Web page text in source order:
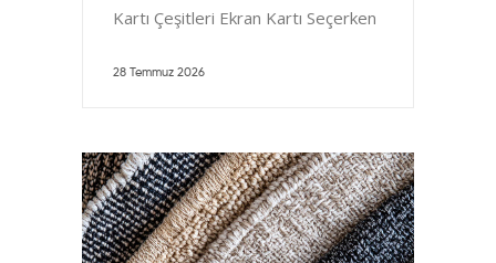
Kartı Çeşitleri Ekran Kartı Seçerken
28 Temmuz 2026